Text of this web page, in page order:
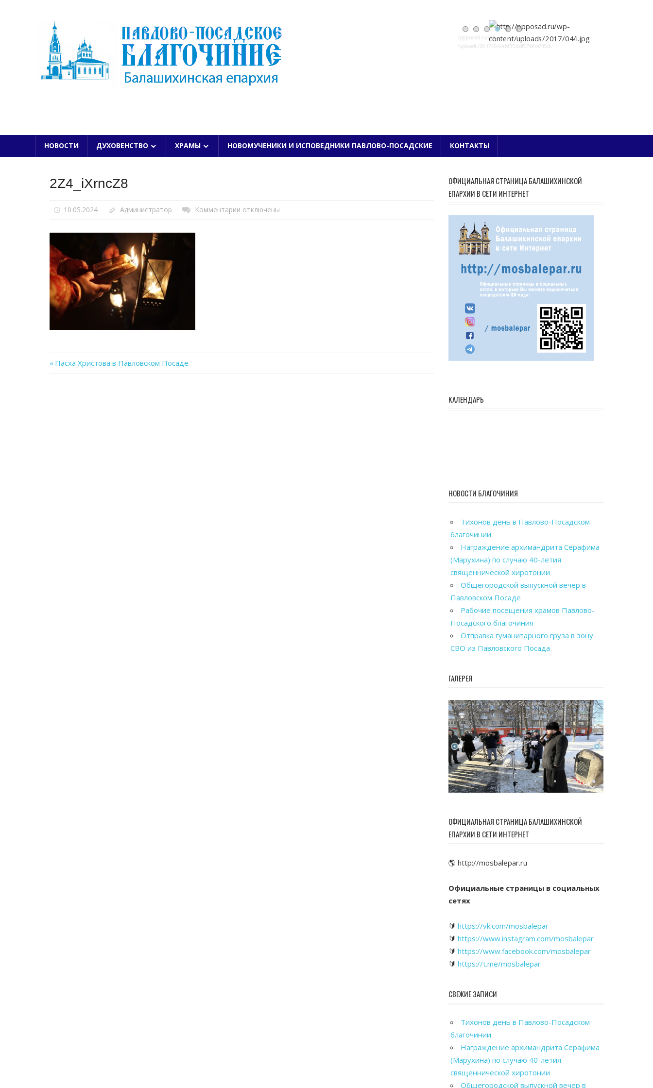
ПАВЛОВО-ПОСАДСКОЕ БЛАГОЧИНИЕ
НОВОСТИ ДУХОВЕНСТВО ХРАМЫ НОВОМУЧЕНИКИ И ИСПОВЕДНИКИ ПАВЛОВО-ПОСАДСКИЕ КОНТАКТЫ
2Z4_iXrncZ8
10.05.2024 Администратор Комментарии котключены
Previous
Пасха Христова в Павловском Посаде
ОФИЦИАЛЬНАЯ СТРАНИЦА БАЛАШИХИНСКОЙ
ЕПАРХИИ В СЕТИ ИНТЕРНЕТ
КАЛЕНДАРЬ
НОВОСТИ БЛАГОЧИНИЯ
Тихонов день в Павлово-Посадском
благочинии
Награждение архимандрита Серафима
(Марухина) по случаю 40-летия
священнической хиротонии
Общегородской выпускной вечер в
Павловском Посаде
Рабочие посещения храмов Павлово-
Посадского благочиния
Отправка гуманитарного груза в зону
СВО из Павловского Посада
ГАЛЕРЕЯ
ОФИЦИАЛЬНАЯ СТРАНИЦА БАЛАШИХИНСКОЙ
ЕПАРХИИ В СЕТИ ИНТЕРНЕТ
🌎 http://mosbalepar.ru
Официальные страницы в социальных
сетях
🔰 https://vk.com/mosbalepar
🔰 https://www.instagram.com/mosbalepar
🔰 https://www.facebook.com/mosbalepar
🔰 https://t.me/mosbalepar
СВЕЖИЕ ЗАПИСИ
Тихонов день в Павлово-Посадском
благочинии
Награждение архимандрита Серафима
(Марухина) по случаю 40-летия
священнической хиротонии
Общегородской выпускной вечер в